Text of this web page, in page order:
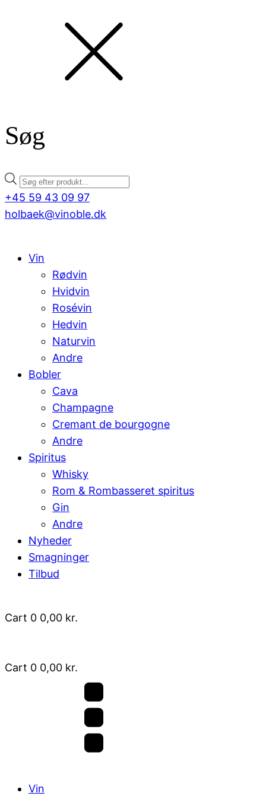
Søg
Products
search
+45 59 43 09 97
holbaek@vinoble.dk
Vin
Rødvin
Hvidvin
Rosévin
Hedvin
Naturvin
Andre
Bobler
Cava
Champagne
Cremant de bourgogne
Andre
Spiritus
Whisky
Rom & Rombasseret spiritus
Gin
Andre
Nyheder
Smagninger
Tilbud
Cart 0 0,00 kr.
Cart 0 0,00 kr.
Vin